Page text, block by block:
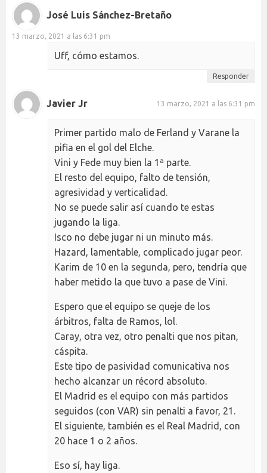
José Luis Sánchez-Bretaño
13 marzo, 2021 a las 6:31 pm
Uff, cómo estamos.
Responder
Javier Jr 13 marzo, 2021 a las 6:31 pm
Primer partido malo de Ferland y Varane la
pifia en el gol del Elche.
Vini y Fede muy bien la 1ª parte.
El resto del equipo, falto de tensión,
agresividad y verticalidad.
No se puede salir así cuando te estas
jugando la liga.
Isco no debe jugar ni un minuto más.
Hazard, lamentable, complicado jugar peor.
Karim de 10 en la segunda, pero, tendría que
haber metido la que tuvo a pase de Vini.
Espero que el equipo se queje de los
árbitros, falta de Ramos, lol.
Caray, otra vez, otro penalti que nos pitan,
cáspita.
Este tipo de pasividad comunicativa nos
hecho alcanzar un récord absoluto.
El Madrid es el equipo con más partidos
seguidos (con VAR) sin penalti a favor, 21.
El siguiente, también es el Real Madrid, con
20 hace 1 o 2 años.
Eso sí, hay liga.